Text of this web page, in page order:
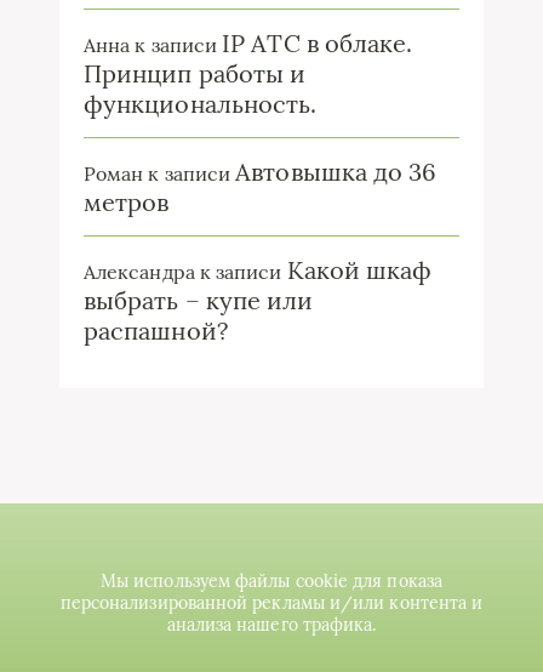
Анна к записи IP ATC в облаке.
Принцип работы и
функциональность.
Роман к записиАвтовышка до 36
метров
Александрак записи Какой шкаф
выбрать – купе или
распашной?
Мы используем файлы cookie для показа
персонализированной рекламы и/или контента и
анализа нашего трафика.